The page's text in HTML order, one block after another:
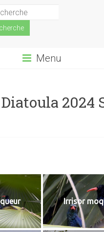
Menu
2024
Irrisor